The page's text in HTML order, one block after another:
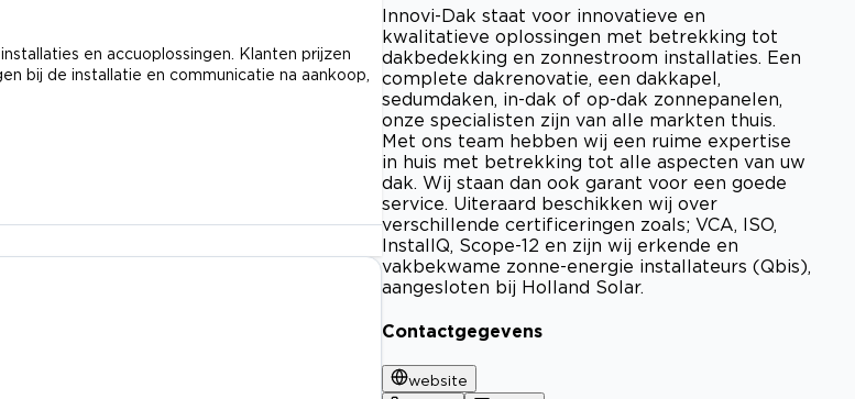
en accuoplossingen. Klanten prijzen
bij de installatie en communicatie na aankoop,
Innovi-Dak staat voor innovatieve en
kwalitatieve oplossingen met betrekking tot
dakbedekking en zonnestroom installaties. Een
complete dakrenovatie, een dakkapel,
sedumdaken, in-dak of op-dak zonnepanelen,
onze specialisten zijn van alle markten thuis.
Met ons team hebben wij een ruime expertise
in huis met betrekking tot alle aspecten van uw
dak. Wij staan dan ook garant voor een goede
service. Uiteraard beschikken wij over
verschillende certificeringen zoals; VCA, ISO,
InstallQ, Scope-12 en zijn wij erkende en
vakbekwame zonne-energie installateurs (Qbis),
aangesloten bij Holland Solar.
Contactgegevens
website